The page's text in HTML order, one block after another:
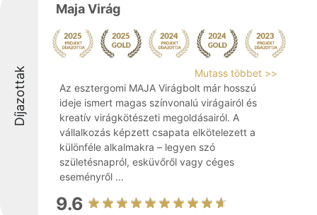
Díjazottak
Maja Virág
Mutass többet >>
Az esztergomi MAJA Virágbolt már hosszú
ideje ismert magas színvonalú virágairól és
kreatív virágkötészeti megoldásairól. A
vállalkozás képzett csapata elkötelezett a
különféle alkalmakra – legyen szó
születésnapról, esküvőről vagy céges
eseményről ...
9.6